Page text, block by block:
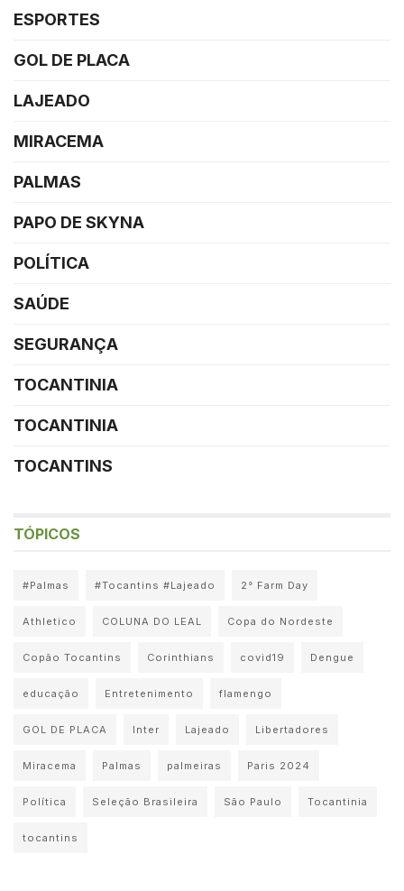
ESPORTES
GOL DE PLACA
LAJEADO
MIRACEMA
PALMAS
PAPO DE SKYNA
POLÍTICA
SAÚDE
SEGURANÇA
TOCANTINIA
TOCANTINIA
TOCANTINS
TÓPICOS
#Palmas #Tocantins #Lajeado 2° Farm Day
Athletico COLUNA DO LEAL Copa do Nordeste
Copão Tocantins Corinthians covid19 Dengue
educação Entretenimento flamengo
GOL DE PLACA Inter Lajeado Libertadores
Miracema Palmas palmeiras Paris 2024
Política Seleção Brasileira São Paulo Tocantinia
tocantins